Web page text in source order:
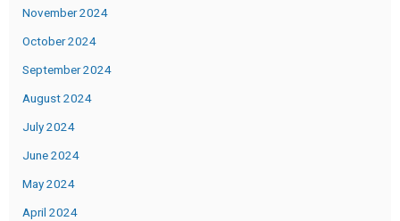
November 2024
October 2024
September 2024
August 2024
July 2024
June 2024
May 2024
April 2024